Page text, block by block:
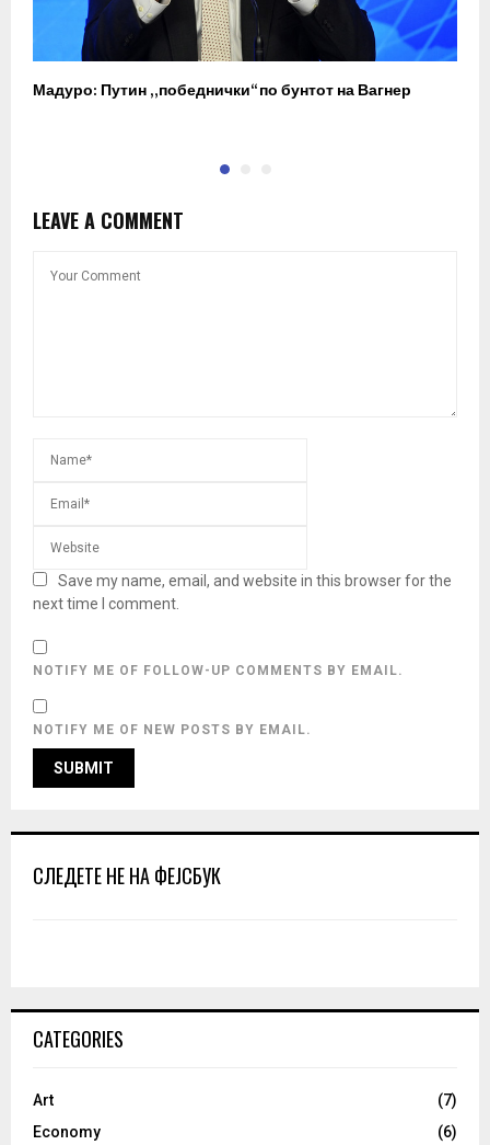
Мадуро: Путин „победнички“ по бунтот на Вагнер
LEAVE A COMMENT
Save my name, email, and website in this browser for the
next time I comment.
NOTIFY ME OF FOLLOW-UP COMMENTS BY EMAIL.
NOTIFY ME OF NEW POSTS BY EMAIL.
СЛЕДЕТЕ НЕ НА ФЕЈСБУК
CATEGORIES
Art
(7)
Economy
(6)